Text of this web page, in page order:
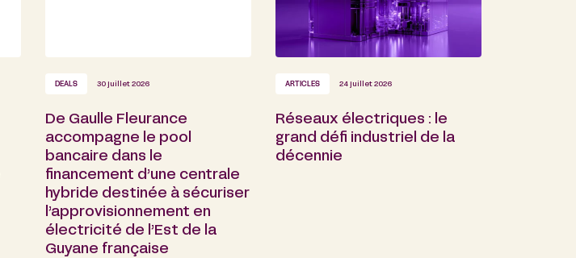
DEALS 30 juillet 2026
De Gaulle Fleurance
accompagne le pool
bancaire dans le
financement d’une centrale
hybride destinée à sécuriser
l’approvisionnement en
électricité de l’Est de la
Guyane française
ARTICLES 24 juillet 2026
Réseaux électriques : le
grand défi industriel de la
décennie